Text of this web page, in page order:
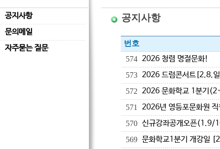
공지사항
문의메일
자주묻는 질문
공지사항
번호
574 2026 청렴 명절문화!
573 2026 드럼콘서트[2.8.
572 2026 문화학교 1분기
571 2026년 영등포문화원
570 신규강좌공개오픈(1.9/
569 문화학교1분기 개강일